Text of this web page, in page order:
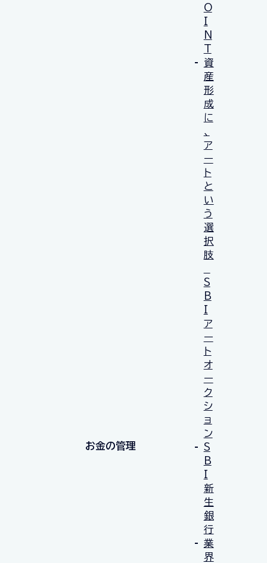
O
I
N
T
資
産
形
成
に
、
ア
ー
ト
と
い
う
選
択
肢
S
B
I
ア
ー
ト
オ
ー
ク
シ
ョ
ン
お金の管理
S
B
I
新
生
銀
行
業
界